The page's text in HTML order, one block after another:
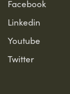
Facebook
Linkedin
Youtube
Twitter